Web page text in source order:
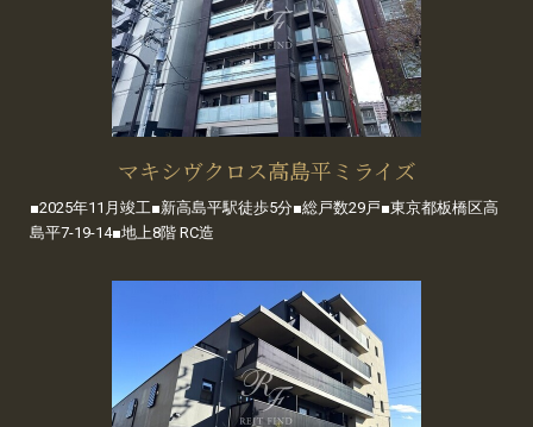
マキシヴクロス高島平ミライズ
■2025年11月竣工■新高島平駅徒歩5分■総戸数29戸■東京都板橋区高
島平7-19-14■地上8階 RC造